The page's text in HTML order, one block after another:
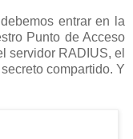
entrar en la
Punto de Acceso
servidor RADIUS, el
compartido. Y